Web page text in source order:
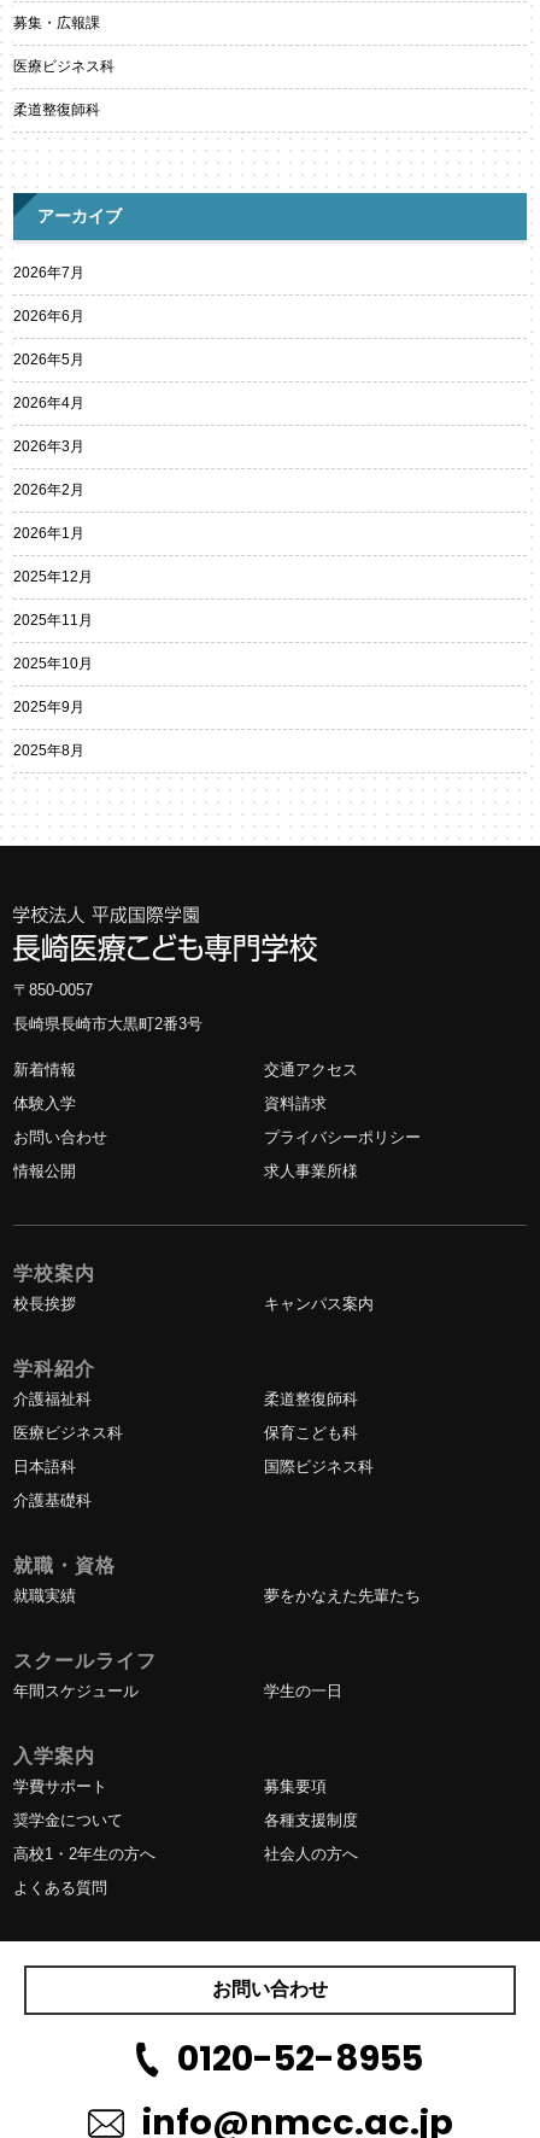
募集・広報課
医療ビジネス科
柔道整復師科
アーカイブ
2026年7月
2026年6月
2026年5月
2026年4月
2026年3月
2026年2月
2026年1月
2025年12月
2025年11月
2025年10月
2025年9月
2025年8月
〒850-0057
長崎県長崎市大黒町2番3号
新着情報
交通アクセス
体験入学
資料請求
お問い合わせ
プライバシーポリシー
情報公開
求人事業所様
学校案内
校長挨拶 キャンパス案内
学科紹介
介護福祉科
柔道整復師科
医療ビジネス科
保育こども科
日本語科
国際ビジネス科
介護基礎科
就職・資格
就職実績 夢をかなえた先輩たち
スクールライフ
年間スケジュール 学生の一日
入学案内
学費サポート
募集要項
奨学金について
各種支援制度
高校1・2年生の方へ
社会人の方へ
よくある質問
お問い合わせ
0120-52-8955
info@nmcc.ac.jp